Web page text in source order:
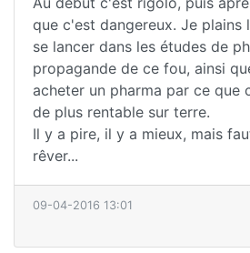
que c'est dangereux. Je plains
se lancer dans les études de
propagande de ce fou, ainsi
acheter un pharma par ce que
de plus rentable sur terre.
Il y a pire, il y a mieux, mais
rêver...
09-04-2016 13:01